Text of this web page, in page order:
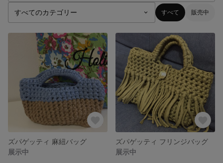
すべて 販売中
ズパゲッティ 麻紐バッグ
展示中
ズパゲッティ フリンジバッグ
展示中